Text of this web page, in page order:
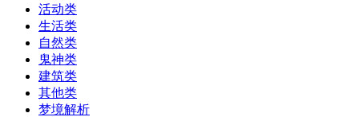
活动类
生活类
自然类
鬼神类
建筑类
其他类
梦境解析